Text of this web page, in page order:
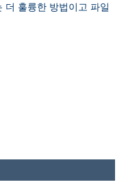
더 훌륭한 방법이고 파일